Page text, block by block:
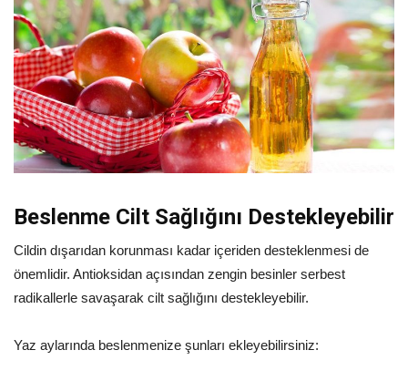
Beslenme Cilt Sağlığını Destekleyebilir
Cildin dışarıdan korunması kadar içeriden desteklenmesi de
önemlidir. Antioksidan açısından zengin besinler serbest
radikallerle savaşarak cilt sağlığını destekleyebilir.
Yaz aylarında beslenmenize şunları ekleyebilirsiniz: